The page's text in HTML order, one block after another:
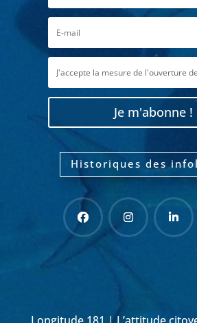
Je m'abonne !
Historiques des